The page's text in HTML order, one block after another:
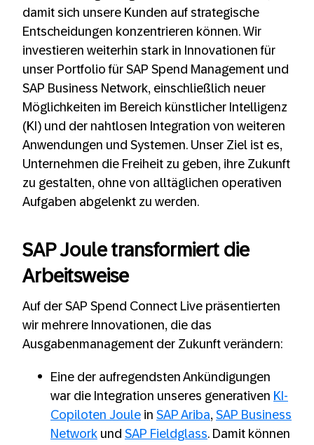
damit sich unsere Kunden auf strategische
Entscheidungen konzentrieren können. Wir
investieren weiterhin stark in Innovationen für
unser Portfolio für SAP Spend Management und
SAP Business Network, einschließlich neuer
Möglichkeiten im Bereich künstlicher Intelligenz
(KI) und der nahtlosen Integration von weiteren
Anwendungen und Systemen. Unser Ziel ist es,
Unternehmen die Freiheit zu geben, ihre Zukunft
zu gestalten, ohne von alltäglichen operativen
Aufgaben abgelenkt zu werden.
SAP Joule transformiert die
Arbeitsweise
Auf der SAP Spend Connect Live präsentierten
wir mehrere Innovationen, die das
Ausgabenmanagement der Zukunft verändern:
Eine der aufregendsten Ankündigungen
war die Integration unseres generativen KI-
Copiloten Joule in SAP Ariba, SAP Business
Network und SAP Fieldglass. Damit können